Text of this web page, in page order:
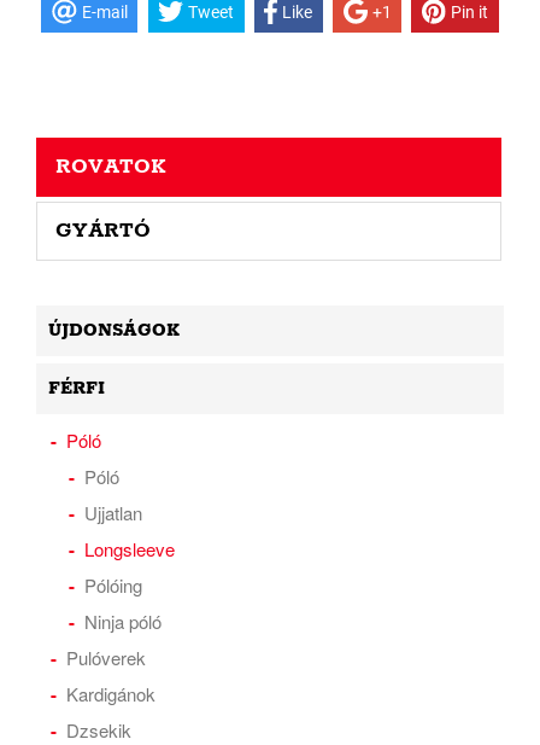
E-mail Tweet Like +1 Pin it
ROVATOK
GYÁRTÓ
ÚJDONSÁGOK
FÉRFI
Póló
Póló
Ujjatlan
Longsleeve
Pólóing
Ninja póló
Pulóverek
Kardigánok
Dzsekik